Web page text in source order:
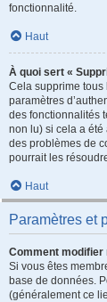
fonctionnalité.
Haut
À quoi sert «
Cela supprime tous
paramètres
des fonctionnalités
non lu) si cela a été
des problèmes de
pourrait les
Haut
Paramètres et
Comment
Si vous êtes
base de données.
(généralement ce